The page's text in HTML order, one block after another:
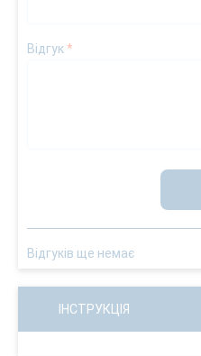
Відгук*
Відгуків ще немає
ІНСТРУКЦІЯ